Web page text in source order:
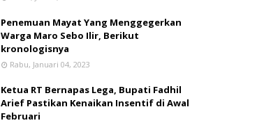
Penemuan Mayat Yang Menggegerkan
Warga Maro Sebo Ilir, Berikut
kronologisnya
Rabu, Januari 04, 2023
Ketua RT Bernapas Lega, Bupati Fadhil
Arief Pastikan Kenaikan Insentif di Awal
Februari